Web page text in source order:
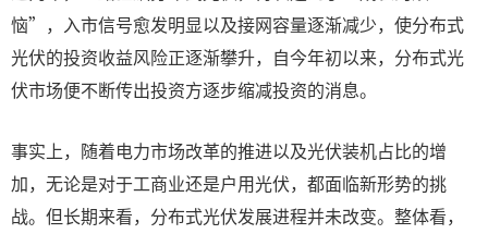
恼”，入市信号愈发明显以及接网容量逐渐减少，使分布式
光伏的投资收益风险正逐渐攀升，自今年初以来，分布式光
伏市场便不断传出投资方逐步缩减投资的消息。
事实上，随着电力市场改革的推进以及光伏装机占比的增
加，无论是对于工商业还是户用光伏，都面临新形势的挑
战。但长期来看，分布式光伏发展进程并未改变。整体看，